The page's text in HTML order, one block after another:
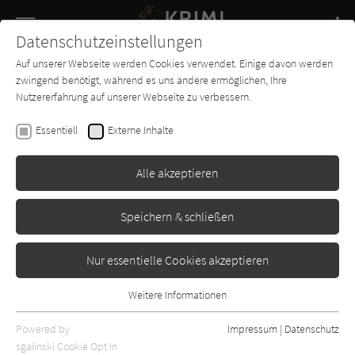
SUCHE
Buch-
Entdecker
Forum Charts
Ethan Cross
Ich bin die Angst
Erschienen: Januar 2014 Bibliogr. Angaben
Datenschutzeinstellungen
Auf unserer Webseite werden Cookies verwendet. Einige davon werden
zwingend benötigt, während es uns andere ermöglichen, Ihre
Nutzererfahrung auf unserer Webseite zu verbessern.
Essentiell Externe Inhalte
Alle akzeptieren
Speichern & schließen
Nur essentielle Cookies akzeptieren
Essentielle Cookies werden für grundlegende Funktionen der
Webseite benötigt. Dadurch ist gewährleistet, dass die Webseite
Weitere Informationen
Powered by
sgalinski Cookie Opt In
Impressum | Datenschutz